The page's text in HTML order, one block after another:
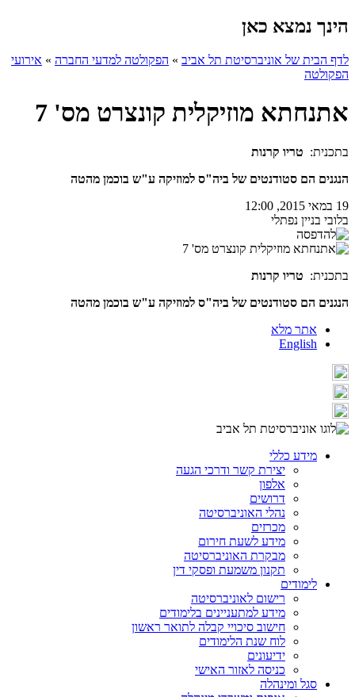
הינך נמצא כאן
לדף הבית של אוניברסיטת תל אביב » הפקולטה למדעי החברה » אירועי
הפקולטה
אתנחתא מוזיקלית קונצרט מס' 7
בתכנית: טריו קרנות
הנגנים הם סטודנטים של ביה"ס למוזיקה ע"ש בוכמן מהטה
19 במאי 2015, 12:00
בלובי בניין נפתלי
בתכנית: טריו קרנות
הנגנים הם סטודנטים של ביה"ס למוזיקה ע"ש בוכמן מהטה
אתר מלא
English
מידע כללי
יצירת קשר ודרכי הגעה
אלפון
דרושים
נהלי האוניברסיטה
מכרזים
מידע לשעת חירום
מבקרת האוניברסיטה
תקנון משמעת ופסקי דין
לימודים
רישום לאוניברסיטה
מידע למתעניינים בלימודים
חישוב סיכויי קבלה לתואר ראשון
לוח שנת הלימודים
ידיעונים
כניסה לאזור האישי
סגל ומינהלה